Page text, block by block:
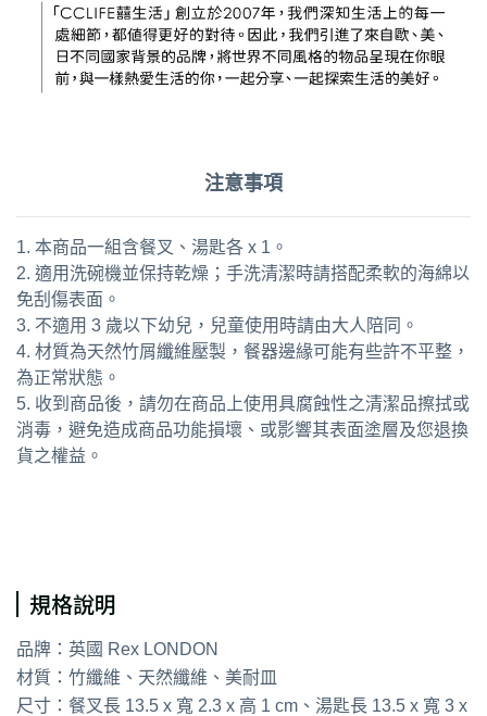
注意事項
1. 本商品一組含餐叉、湯匙各 x 1。
2. 適用洗碗機並保持乾燥；手洗清潔時請搭配柔軟的海綿以
免刮傷表面。
3. 不適用 3 歲以下幼兒，兒童使用時請由大人陪同。
4. 材質為天然竹屑纖維壓製，餐器邊緣可能有些許不平整，
為正常狀態。
5. 收到商品後，請勿在商品上使用具腐蝕性之清潔品擦拭或
消毒，避免造成商品功能損壞、或影響其表面塗層及您退換
貨之權益。
規格說明
品牌：英國 Rex LONDON
材質：竹纖維、天然纖維、美耐皿
尺寸：餐叉長 13.5 x 寬 2.3 x 高 1 cm、湯匙長 13.5 x 寬 3 x